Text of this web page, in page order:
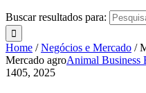
Buscar resultados para:
Home /Negócios e Mercado /
Mercado agroAnimal Business
1405, 2025